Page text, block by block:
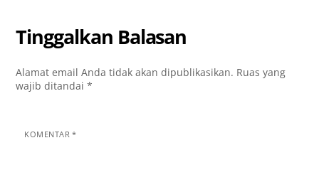
Tinggalkan Balasan
Alamat email Anda tidak akan dipublikasikan. Ruas yang
wajib ditandai*
KOMENTAR*